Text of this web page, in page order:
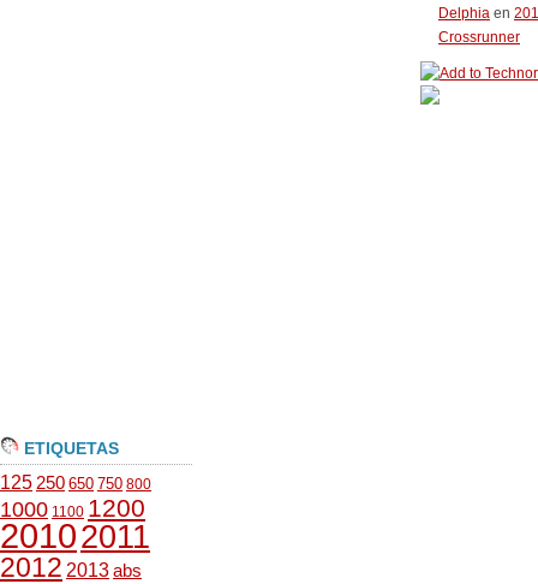
ETIQUETAS
125 250 650 750 800
1000 1100 1200
20102011
2012 2013abs
Delphia en
Crossrunner